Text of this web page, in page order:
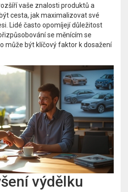
vaše znalosti produktů a
cesta, jak maximalizovat své
Lidé často opomíjejí důležitost
se měnícím se
může být klíčový faktor k dosažení
výdělku